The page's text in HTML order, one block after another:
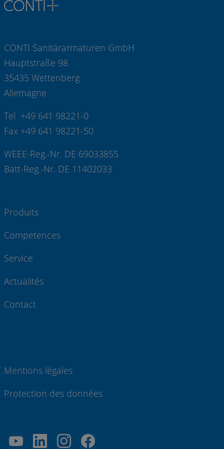
CONTI Sanitärarmaturen GmbH
Hauptstraße 98
35435 Wettenberg
Allemagne
Tel +49 641 98221-0
Fax +49 641 98221-50
WEEE-Reg.-Nr. DE 69033855
Batt-Reg.-Nr. DE 11402033
Produits
Competences
Service
Actualités
Contact
Mentions légales
Protection des données